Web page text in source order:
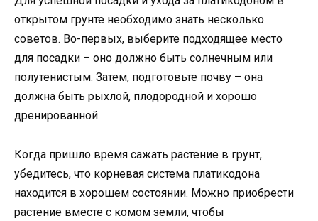
открытом грунте необходимо знать несколько
советов. Во-первых, выберите подходящее место
для посадки – оно должно быть солнечным или
полутенистым. Затем, подготовьте почву – она
должна быть рыхлой, плодородной и хорошо
дренированной.
Когда пришло время сажать растение в грунт,
убедитесь, что корневая система платикодона
находится в хорошем состоянии. Можно приобрести
растение вместе с комом земли, чтобы